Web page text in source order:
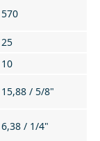
570
25
10
15,88 / 5/8"
6,38 / 1/4"